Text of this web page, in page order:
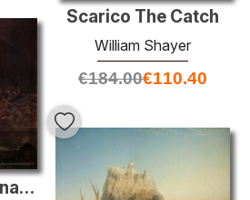
Scarico The Catch
William Shayer
€184.00€110.40
La strage dei monaci di Tamond